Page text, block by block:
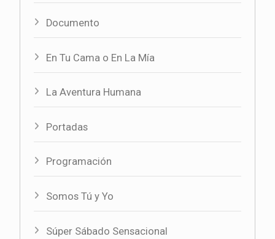
Documento
En Tu Cama o En La Mía
La Aventura Humana
Portadas
Programación
Somos Tú y Yo
Súper Sábado Sensacional